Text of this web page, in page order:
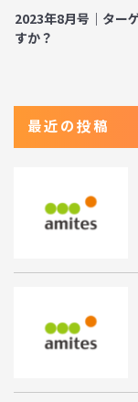
2023年8月号｜ター
すか？
最近の投稿